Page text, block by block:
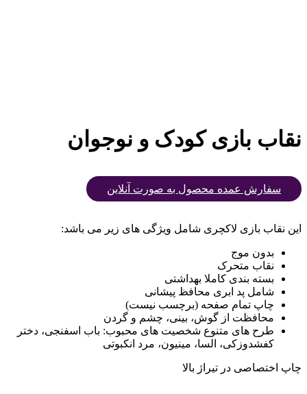
نقاب بازی کودک و نوجوان
سفارش عمده محصول به صورت آنلاین
این نقاب بازی لاکچری شامل ویژگی های زیر می باشد:
بدون موج
نقاب متحرک
بسته بندی کاملا بهداشتی
شامل پد ابری محافظ پیشانی
چاپ تمام صفحه (برچسب نیست)
محافظت از گوش، بینی، چشم و گردن
طرح های متنوع شخصیت های محبوب: باب اسفنجی، دختر
کفشدوزکی، السا، مینیون، مرد انکبوتی
چاپ اختصاصی در تیراژ بالا